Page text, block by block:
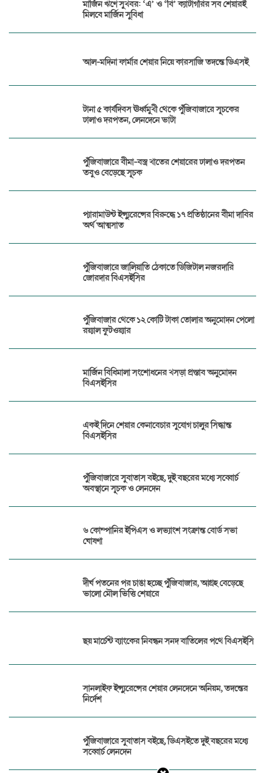
মার্জিন ঋণে সুখবর: ‘এ’ ও ‘বি’ ক্যাটাগরির সব শেয়ারই
মিলবে মার্জিন সুবিধা
আল-মদিনা ফার্মার শেয়ার নিয়ে কারসাজি তদন্তে ডিএসই
টানা ৫ কার্যদিবস ঊর্ধ্বমুখী থেকে পুঁজিবাজারে সূচকের
ঢালাও দরপতন, লেনদেনে ভাটা
পুঁজিবাজারে বীমা-বস্ত্র খাতের শেয়ারের ঢালাও দরপতন
তবুও বেড়েছে সূচক
প্যারামাউন্ট ইন্স্যুরেন্সের বিরুদ্ধে ১৭ প্রতিষ্ঠানের বীমা দাবির
অর্থ আত্মসাত
পুঁজিবাজারে জালিয়াতি ঠেকাতে ডিজিটাল নজরদারি
জোরদার বিএসইসির
পুঁজিবাজার থেকে ১২ কোটি টাকা তোলার অনুমোদন পেলো
রয়্যাল ফুটওয়্যার
মার্জিন বিধিমালা সংশোধনের খসড়া প্রস্তাব অনুমোদন
বিএসইসির
একই দিনে শেয়ার কেনাবেচার সুযোগ চালুর সিদ্ধান্ত
বিএসইসির
পুঁজিবাজারে সুবাতাস বইছে, দুই বছরের মধ্যে সব্বোর্চ
অবস্থানে সূচক ও লেনদেন
৬ কোম্পানির ইপিএস ও লভ্যাংশ সংক্রান্ত বোর্ড সভা
ঘোষণা
দীর্ঘ পতনের পর চাঙা হচ্ছে পুঁজিবাজার, আগ্রহ বেড়েছে
ভালো মৌল ভিত্তি শেয়ারে
ছয় মার্চেন্ট ব্যাংকের নিবন্ধন সনদ বাতিলের পথে বিএসইসি
সানলাইফ ইন্স্যুরেন্সের শেয়ার লেনদেনে অনিয়ম, তদন্তের
নির্দেশ
পুঁজিবাজারে সুবাতাস বইছে, ডিএসইতে দুই বছরের মধ্যে
সব্বোর্চ লেনদেন